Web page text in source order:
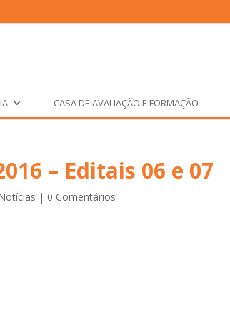
CASA DE AVALIAÇÃO E FORMAÇÃO
– Editais 06 e 07
| 0 Comentários